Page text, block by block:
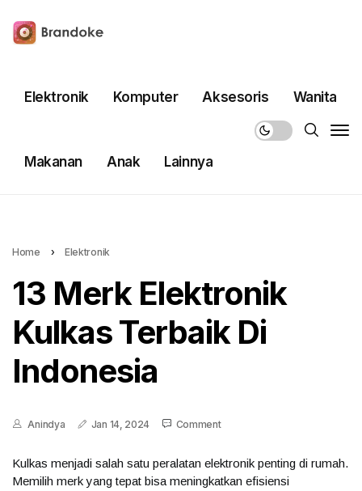
Elektronik Komputer Aksesoris Wanita
Makanan Anak Lainnya
Home › Elektronik
13 Merk Elektronik
Kulkas Terbaik Di
Indonesia
Anindya Jan 14, 2024 Comment
Kulkas menjadi salah satu peralatan elektronik penting di rumah.
Memilih merk yang tepat bisa meningkatkan efisiensi